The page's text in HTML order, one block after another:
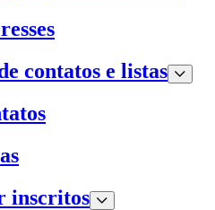
contatos e listas
inscritos